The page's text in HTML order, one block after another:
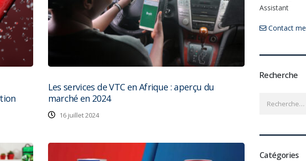
Les services de VTC en Afrique : aperçu du
marché en 2024
16 juillet 2024
Assistant
Contact me
Recherche
Catégories